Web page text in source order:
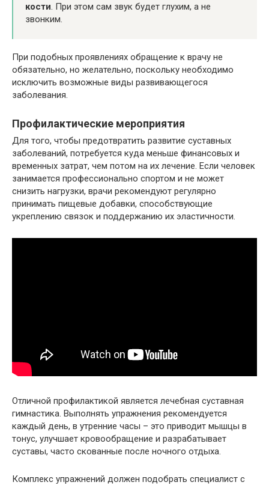
кости. При этом сам звук будет глухим, а не
звонким.
При подобных проявлениях обращение к врачу не
обязательно, но желательно, поскольку необходимо
исключить возможные виды развивающегося
заболевания.
Профилактические мероприятия
Для того, чтобы предотвратить развитие суставных
заболеваний, потребуется куда меньше финансовых и
временных затрат, чем потом на их лечение. Если человек
занимается профессионально спортом и не может
снизить нагрузки, врачи рекомендуют регулярно
принимать пищевые добавки, способствующие
укреплению связок и поддержанию их эластичности.
Отличной профилактикой является лечебная суставная
гимнастика. Выполнять упражнения рекомендуется
каждый день, в утренние часы – это приводит мышцы в
тонус, улучшает кровообращение и разрабатывает
суставы, часто скованные после ночного отдыха.
Комплекс упражнений должен подобрать специалист с